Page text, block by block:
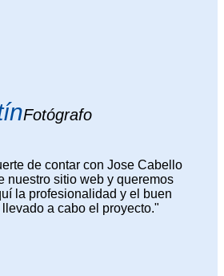
Fotógrafo
de contar con Jose Cabello
nuestro sitio web y queremos
la profesionalidad y el buen
a cabo el proyecto."